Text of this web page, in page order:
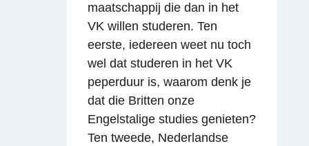
Reageren
maatschappij die dan in het
VK willen studeren. Ten
eerste, iedereen weet nu toch
wel dat studeren in het VK
peperduur is, waarom denk je
dat die Britten onze
Engelstalige studies genieten?
Ten tweede, Nederlandse